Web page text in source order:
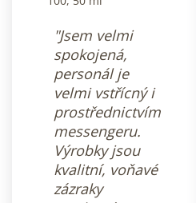
"Jsem velmi
spokojená,
personál je
velmi vstřícný i
prostřednictvím
messengeru.
Výrobky jsou
kvalitní, voňavé
zázraky